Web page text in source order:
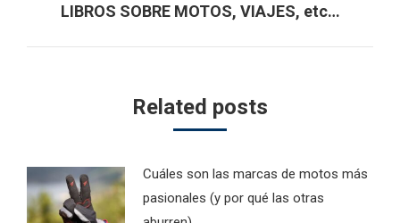
Next
LIBROS SOBRE MOTOS, VIAJES, etc…
Related posts
Cuáles son las marcas de motos más
pasionales (y por qué las otras